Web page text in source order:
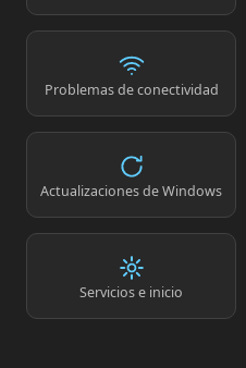
Problemas de conectividad
Actualizaciones de Windows
Servicios e inicio